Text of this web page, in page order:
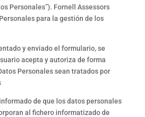
Personales”). Fornell Assessors
para la gestión de los
y enviado el formulario, se
acepta y autoriza de forma
Personales sean tratados por
de que los datos personales
al fichero informatizado de